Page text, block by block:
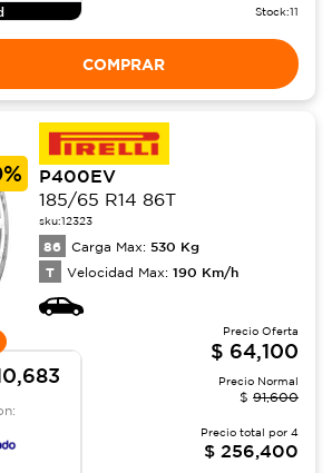
Stock:11
COMPRAR
P400EV
185/65 R14 86T
sku:12323
86 Carga Max: 530 Kg
T Velocidad Max: 190 Km/h
Precio Oferta
$ 64,100
Precio Normal
$ 91,600
Precio total por 4
$ 256,400